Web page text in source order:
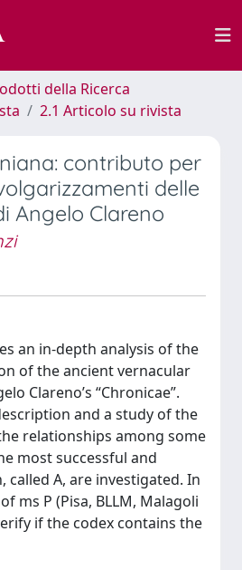
della Ricerca
2.1 Articolo su rivista
contributo per
delle
Angelo Clareno
an in-depth analysis of the
of the ancient vernacular
Clareno’s “Chronicae”.
and a study of the
relationships among some
most successful and
called A, are investigated. In
ms P (Pisa, BLLM, Malagoli
if the codex contains the